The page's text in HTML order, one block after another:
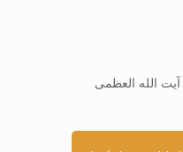
الله العظمی